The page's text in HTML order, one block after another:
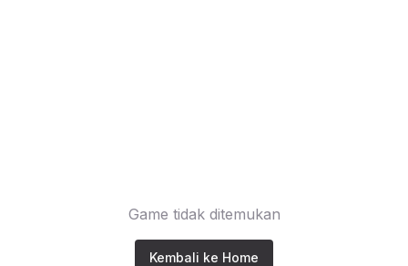
Game tidak ditemukan
Kembali ke Home